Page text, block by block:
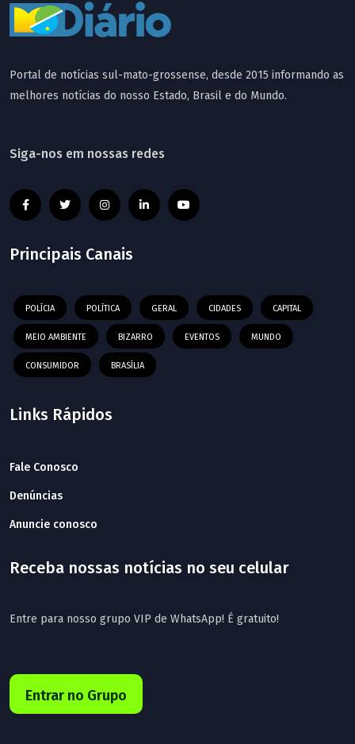
Portal de notícias sul-mato-grossense, desde 2015 informando as
melhores notícias do nosso Estado, Brasil e do Mundo.
Siga-nos em nossas redes
Principais Canais
POLÍCIA POLÍTICA GERAL CIDADES CAPITAL
MEIO AMBIENTE BIZARRO EVENTOS MUNDO
CONSUMIDOR BRASÍLIA
Links Rápidos
Fale Conosco
Denúncias
Anuncie conosco
Receba nossas notícias no seu celular
Entre para nosso grupo VIP de WhatsApp! É gratuito!
Entrar no Grupo